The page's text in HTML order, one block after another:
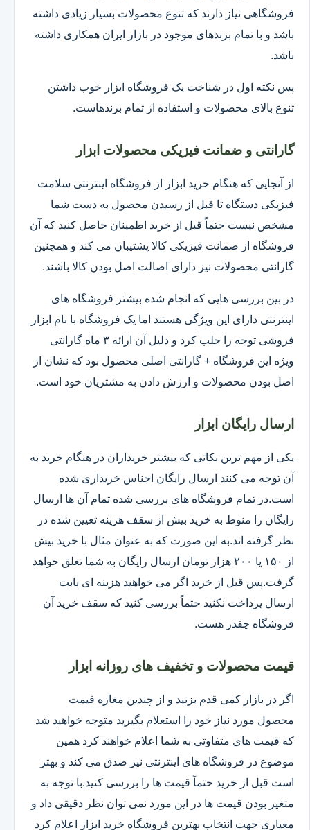
فروشگاهی نیاز دارند که تنوع محصولات بسیار زیادی داشته
باشد و با تمام برندهای موجود در بازار ایران همکاری داشته
باشد.
پس نکته اول در شناخت یک فروشگاه ابزار خوب داشتن
تنوع بالای محصولات و استفاده از تمام برندهاست.
گارانتی و ضمانت فیزیکی محصولات ابزار
از آنجایی که هنگام خرید ابزار از فروشگاه اینترنتی سلامت
فیزیکی دستگاه تا قبل از رسیدن محصول به دست شما
مشخص نیست حتماً قبل از خرید اطمینان حاصل کنید که آن
فروشگاه از ضمانت فیزیکی کالا پشتیبان می کند و همچنین
گارانتی محصولات نیز دارای اصالت اصل بودن کالا باشند.
در بین بررسی هایی که انجام شده بیشتر فروشگاه های
اینترنتی دارای این ویژگی هستند اما یک فروشگاه با نام ابزار
فروشی توجه را جلب کرد و دلیل آن ارائه ۳ ماه گارانتی
ویژه این فروشگاه + گارانتی اصلی محصول بود که نشان از
اصل بودن محصولات و ارزش دادن به مشتریان خود است.
ارسال رایگان ابزار
یکی از مهم ترین نکاتی که بیشتر خریداران در هنگام خرید به
آن توجه می کنند ارسال رایگان اجناس خریداری شده
است.در تمام فروشگاه های بررسی شده تمام آن ها ارسال
رایگان را منوط به خرید بیش از سقف هزینه تعیین شده در
نظر گرفته اند.به این صورت که به عنوان مثال با خرید بیش
از ۱۵۰ یا ۲۰۰ هزار تومان ارسال رایگان به شما تعلق خواهد
گرفت.پس قبل از خرید اگر می خواهید هزینه ای بابت
ارسال پرداخت نکنید حتماً بررسی کنید که سقف خرید آن
فروشگاه چقدر هست.
قیمت محصولات و تخفیف های روزانه ابزار
اگر در بازار کمی قدم بزنید و از چندین مغازه قیمت
محصول مورد نیاز خود را استعلام بگیرید متوجه خواهید شد
که قیمت های متفاوتی به شما اعلام خواهند کرد همین
موضوع در فروشگاه های اینترنتی نیز صدق می کند و بهتر
است قبل از خرید حتماً قیمت ها را بررسی کنید.با توجه به
متغیر بودن قیمت ها در این مورد نمی توان نظر دقیقی داد و
معیاری جهت انتخاب بهترین فروشگاه خرید ابزار اعلام کرد